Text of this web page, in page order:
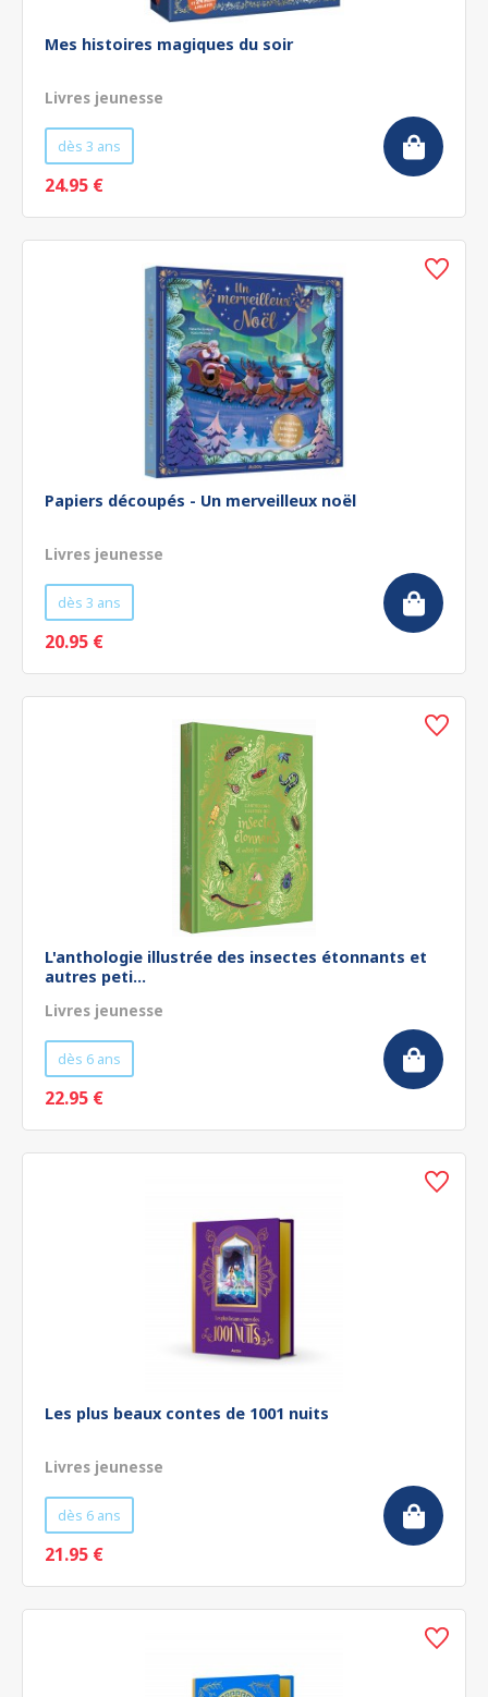
Mes histoires magiques du soir
Livres jeunesse
dès 3 ans
24.95 €
Papiers découpés - Un merveilleux noël
Livres jeunesse
dès 3 ans
20.95 €
L'anthologie illustrée des insectes étonnants et
autres peti...
Livres jeunesse
dès 6 ans
22.95 €
Les plus beaux contes de 1001 nuits
Livres jeunesse
dès 6 ans
21.95 €